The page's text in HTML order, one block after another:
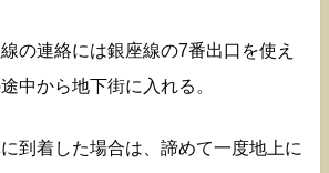
の連絡には銀座線の7番出口を使え
中から地下街に入れる。
到着した場合は、諦めて一度地上に